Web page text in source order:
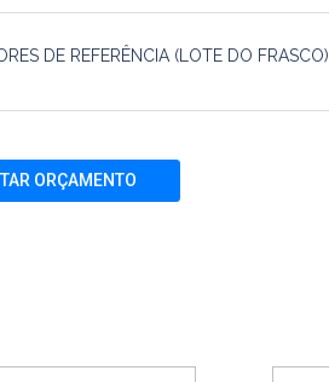
DE REFERÊNCIA (LOTE DO FRASCO)
ORÇAMENTO